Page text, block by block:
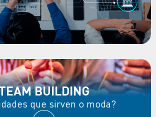
BUILDING
que sirven o moda?